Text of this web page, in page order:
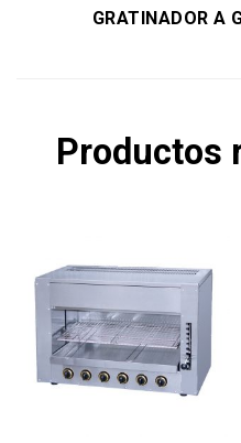
GRATINADOR A
Productos